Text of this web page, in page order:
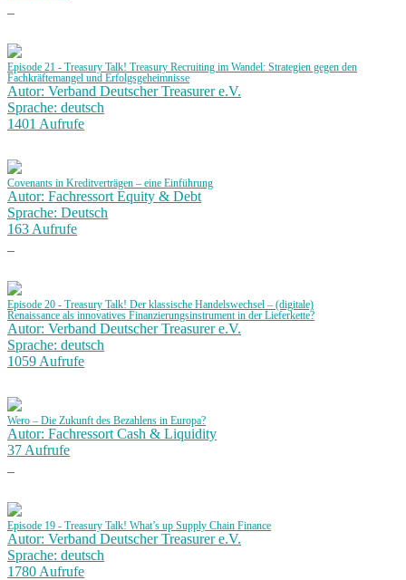
Episode 21 - Treasury Talk! Treasury Recruiting im Wandel: Strategien gegen den
Fachkräftemangel und Erfolgsgeheimnisse
Autor: Verband Deutscher Treasurer e.V.
Sprache: deutsch
1401 Aufrufe
Covenants in Kreditverträgen – eine Einführung
Autor: Fachressort Equity & Debt
Sprache: Deutsch
163 Aufrufe
Episode 20 - Treasury Talk! Der klassische Handelswechsel – (digitale)
Renaissance als innovatives Finanzierungsinstrument in der Lieferkette?
Autor: Verband Deutscher Treasurer e.V.
Sprache: deutsch
1059 Aufrufe
Wero – Die Zukunft des Bezahlens in Europa?
Autor: Fachressort Cash & Liquidity
37 Aufrufe
Episode 19 - Treasury Talk! What’s up Supply Chain Finance
Autor: Verband Deutscher Treasurer e.V.
Sprache: deutsch
1780 Aufrufe